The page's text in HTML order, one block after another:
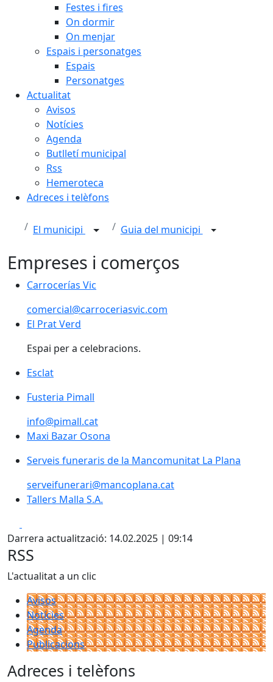
Festes i fires
On dormir
On menjar
Espais i personatges
Espais
Personatges
Actualitat
Avisos
Notícies
Agenda
Butlletí municipal
Rss
Hemeroteca
Adreces i telèfons
El municipi Guia del municipi
Empreses i comerços
Carrocerías Vic
Carrocerías Vic
comercial@carroceriasvic.com
El Prat Verd
El Prat Verd
Espai per a celebracions.
Esclat
Esclat
Fusteria Pimall
Fusteria Pimall
info@pimall.cat
Maxi Bazar Osona
Serveis funeraris de la Mancomunitat La Plana
serveifunerari@mancoplana.cat
Tallers Malla S.A.
Tallers Malla S.A.
Darrera actualització: 14.02.2025 | 09:14
RSS
L'actualitat a un clic
Avisos
Notícies
Agenda
Publicacions
Adreces i telèfons